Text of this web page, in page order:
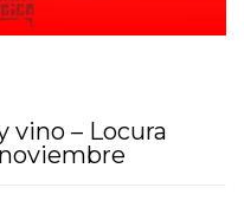
vino – Locura